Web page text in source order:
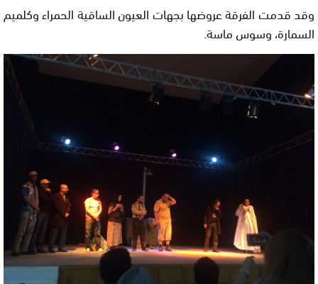
وقد قدمت الفرقة عروضها بجهات العيون الساقية الحمراء وكلميم
السمارة، وسوس ماسة.